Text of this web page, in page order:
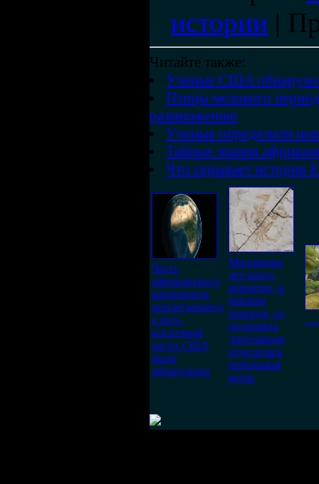
истории |
Читайте также:
Ученые США
Птицы мелового
размножению
Ученые определили
Тайные знания
Что скрывает история
Часть
африканского
континента,
прилегающего
к юго-
восточной
части США
была
обнаружена
Миллионы
лет назад,
вероятно, в
юрском
периоде, от
надотряда
динозавров
отделилась
небольшая
ветвь